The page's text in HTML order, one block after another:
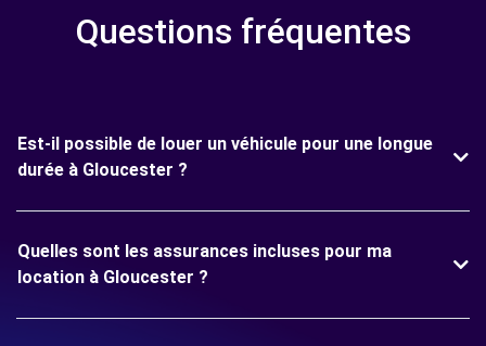
Questions fréquentes
Est-il possible de louer un véhicule pour une longue
durée à Gloucester ?
Quelles sont les assurances incluses pour ma
location à Gloucester ?